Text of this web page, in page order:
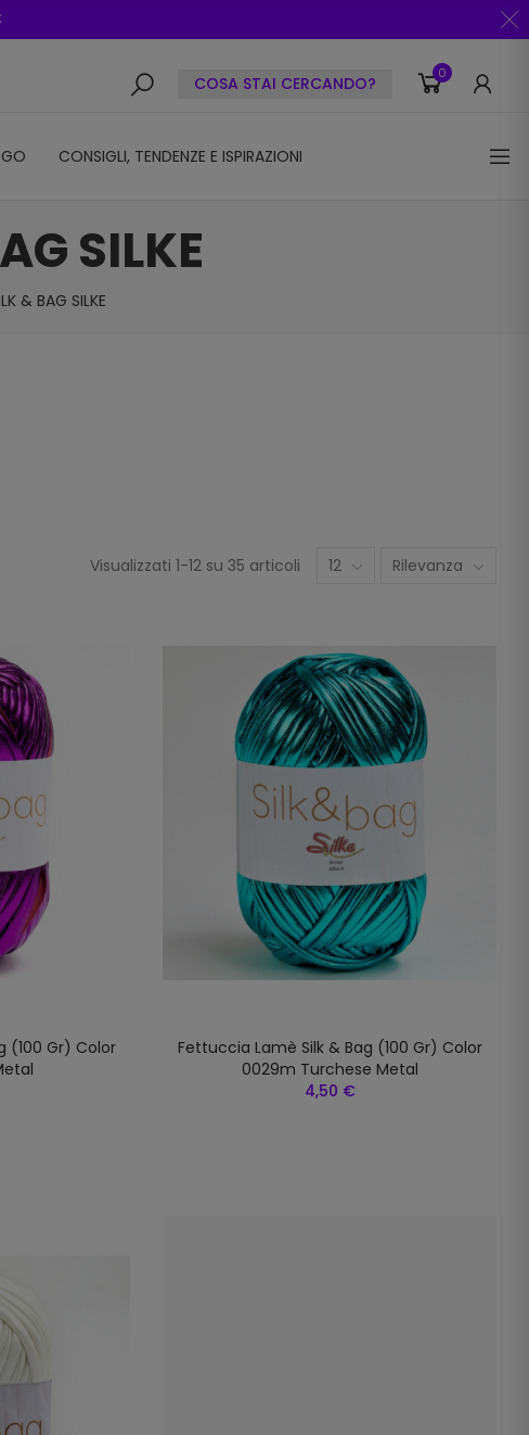
COSA STAI CERCANDO? 0
CONSIGLI, TENDENZE E ISPIRAZIONI
SILKE
& BAG SILKE
Visualizzati 1-12 su 35 articoli 12 Rilevanza
(100 Gr) Color
Fettuccia Lamè Silk & Bag (100 Gr) Color
0029m Turchese Metal
4,50 €